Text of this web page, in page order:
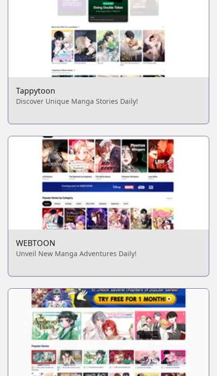
Tappytoon
Discover Unique Manga Stories Daily!
WEBTOON
Unveil New Manga Adventures Daily!